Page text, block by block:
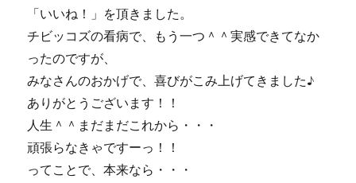
「いいね！」を頂きました。
チビッコズの看病で、もう一つ＾＾実感できてなか
ったのですが、
みなさんのおかげで、喜びがこみ上げてきました♪
ありがとうございます！！
人生＾＾まだまだこれから・・・
頑張らなきゃですーっ！！
ってことで、本来なら・・・